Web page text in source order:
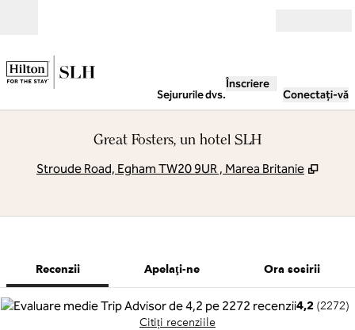
Sejururile dvs.
Înscriere
Conectați-vă
Great Fosters, un hotel SLH
Stroude Road, Egham TW20 9UR , Marea Britanie ,
Recenzii Apelaţi-ne Ora sosirii
4,2 (2272)
Citiți recenziile